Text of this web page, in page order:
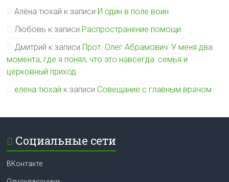
Алёна тюхай к записи И один в поле воин
Любовь к записи Распространение помощи
Дмитрий к записи Прот. Олег Абрамович: У меня два
момента, где я понял, что это навсегда: семья и
церковный приход
елена тюхай к записи Совещание с главным врачом
Социальные сети
ВКонтакте